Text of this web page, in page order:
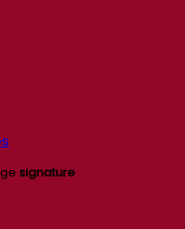
signature